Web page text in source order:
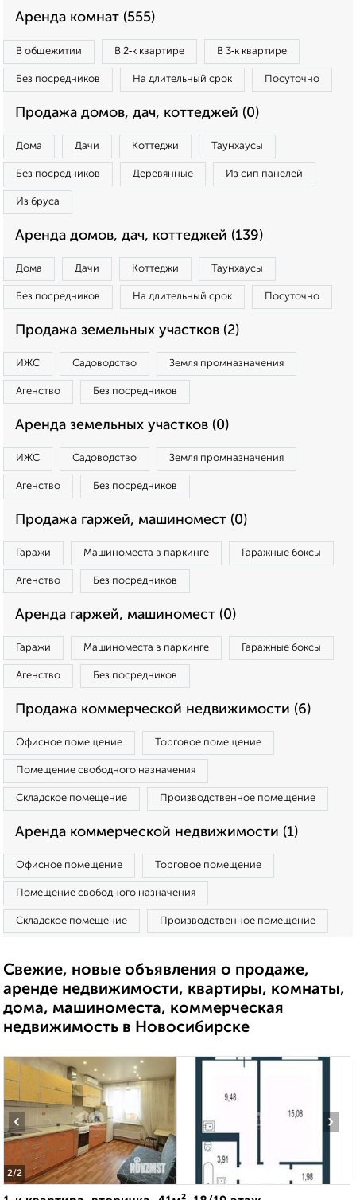
Аренда комнат (555)
В общежитии В 2‑к квартире В 3‑к квартире
Без посредников На длительный срок Посуточно
Продажа домов, дач, коттеджей (0)
Дома Дачи Коттеджи Таунхаусы
Без посредников Деревянные Из сип панелей
Из бруса
Аренда домов, дач, коттеджей (139)
Дома Дачи Коттеджи Таунхаусы
Без посредников На длительный срок Посуточно
Продажа земельных участков (2)
ИЖС Садоводство Земля промназначения
Агенство Без посредников
Аренда земельных участков (0)
ИЖС Садоводство Земля промназначения
Агенство Без посредников
Продажа гаржей, машиномест (0)
Гаражи Машиноместа в паркинге Гаражные боксы
Агенство Без посредников
Аренда гаржей, машиномест (0)
Гаражи Машиноместа в паркинге Гаражные боксы
Агенство Без посредников
Продажа коммерческой недвижимости (6)
Офисное помещение Торговое помещение
Помещение свободного назначения
Складское помещение Производственное помещение
Аренда коммерческой недвижимости (1)
Офисное помещение Торговое помещение
Помещение свободного назначения
Складское помещение Производственное помещение
Свежие, новые объявления о продаже,
аренде недвижимости, квартиры, комнаты,
дома, машиноместа, коммерческая
недвижимость в Новосибирске
2/2
‹ ›